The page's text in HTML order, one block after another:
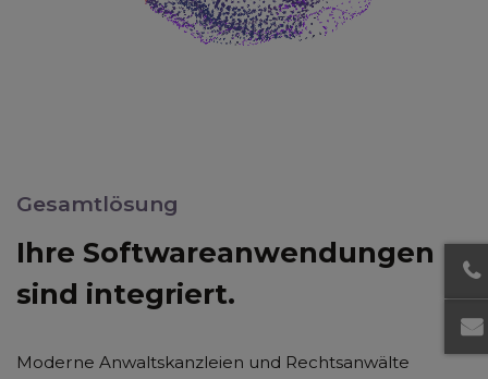
Gesamtlösung
Ihre Softwareanwendungen
sind integriert.
Moderne Anwaltskanzleien und Rechtsanwälte